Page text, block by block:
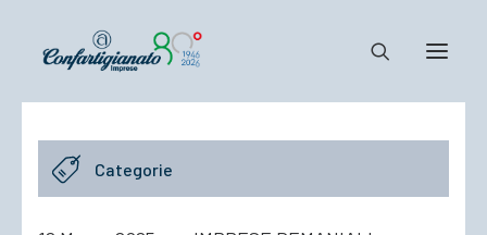
Notizie e Documenti
Confartigianato
Categorie